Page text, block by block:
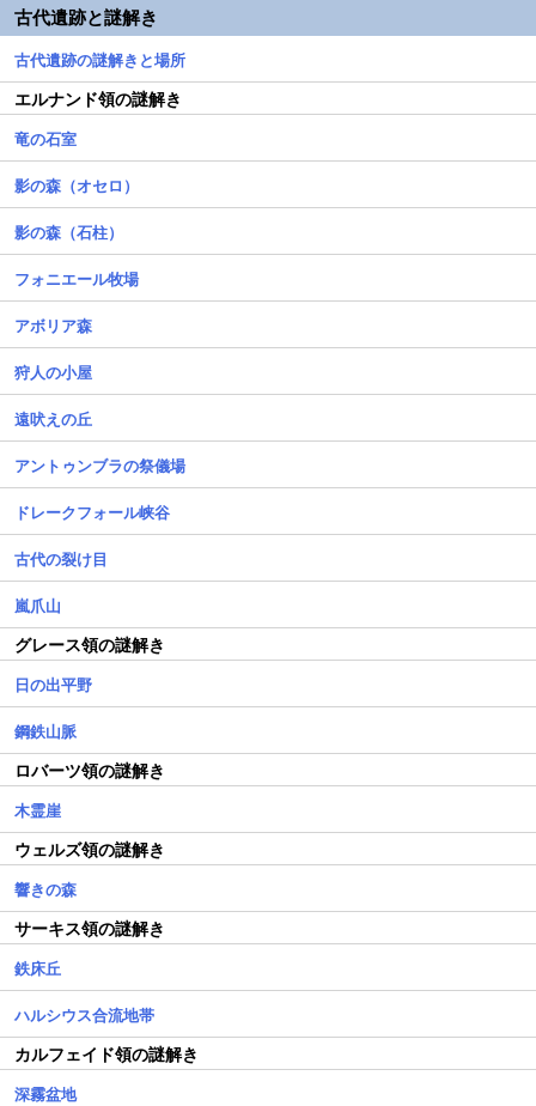
古代遺跡と謎解き
古代遺跡の謎解きと場所
エルナンド領の謎解き
竜の石室
影の森（オセロ）
影の森（石柱）
フォニエール牧場
アボリア森
狩人の小屋
遠吠えの丘
アントゥンブラの祭儀場
ドレークフォール峡谷
古代の裂け目
嵐爪山
グレース領の謎解き
日の出平野
鋼鉄山脈
ロバーツ領の謎解き
木霊崖
ウェルズ領の謎解き
響きの森
サーキス領の謎解き
鉄床丘
ハルシウス合流地帯
カルフェイド領の謎解き
深霧盆地